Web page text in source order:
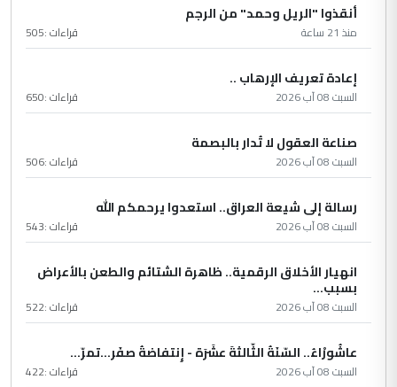
أنقذوا "الريل وحمد" من الرجم
منذ 21 ساعة قراءات :505
إعادة تعريف الإرهاب ..
السبت 08 آب 2026 قراءات :650
صناعة العقول لا تُدار بالبصمة
السبت 08 آب 2026 قراءات :506
رسالة إلى شيعة العراق.. استعدوا يرحمكم الله
السبت 08 آب 2026 قراءات :543
انهيار الأخلاق الرقمية.. ظاهرة الشتائم والطعن بالأعراض
بسبب...
السبت 08 آب 2026 قراءات :522
عاشُورْاءُ.. السّنَةُ الثّالثةَ عشَرَة - إِنتفاضةُ صفَر…تمرّ...
السبت 08 آب 2026 قراءات :422